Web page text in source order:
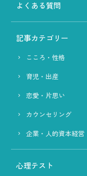
よくある質問
記事カテゴリー
こころ・性格
育児・出産
恋愛・片思い
カウンセリング
企業・人的資本経営
心理テスト